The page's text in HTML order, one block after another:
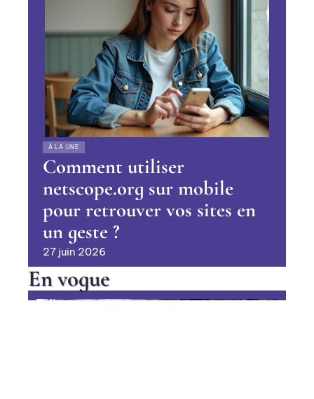
À LA UNE
Comment utiliser
netscope.org sur mobile
pour retrouver vos sites en
un geste ?
27 juin 2026
En vogue